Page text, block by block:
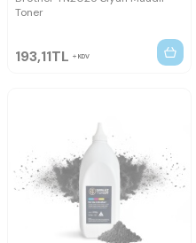
Toner
193,11TL KDV